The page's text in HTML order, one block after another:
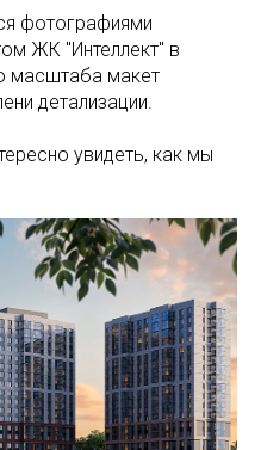
фотографиями
ЖК "Интеллект" в
масштаба макет
детализации.
увидеть, как мы